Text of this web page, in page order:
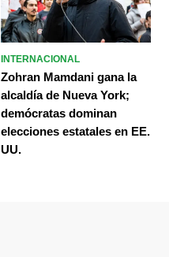
INTERNACIONAL
Zohran Mamdani gana la
alcaldía de Nueva York;
demócratas dominan
elecciones estatales en EE.
UU.